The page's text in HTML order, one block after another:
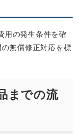
用の発生条件を確
無償修正対応を標
までの流